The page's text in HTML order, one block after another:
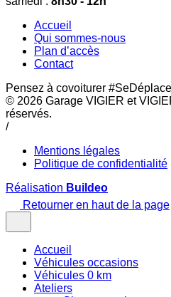
Accueil
Qui sommes-nous
Plan d’accès
Contact
Pensez à covoiturer
© 2026 Garage VIGIER et
réservés.
/
Mentions légales
Politique de confidentialité
Réalisation Buildeo
Retourner en haut de la page
Accueil
Véhicules occasions
Véhicules 0 km
Ateliers